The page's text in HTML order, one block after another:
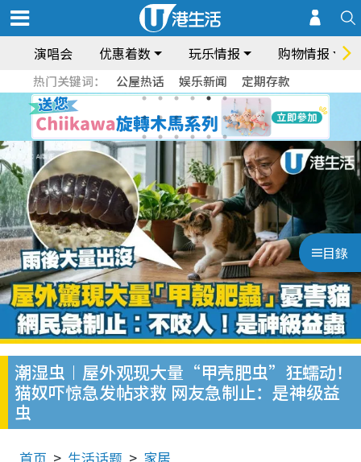
演唱会 优惠着数 玩乐情报 购物情报
热门关键词： 公屋热话 娱乐新闻 定期存款
目錄
潮湿虫︱屋外观现大量“甲壳肥虫”狂蠕动！
猫奴吓惊急发帖求救 网友急制止：是神级益
虫
首页 生活话题 家居